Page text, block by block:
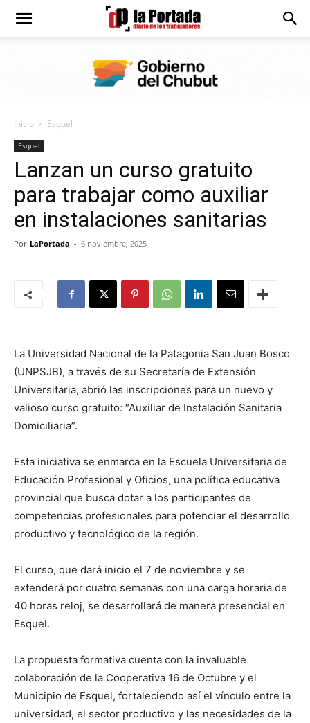
Diario
Portada
Inicio Esquel
Esquel
Lanzan un curso gratuito
para trabajar como auxiliar
en instalaciones sanitarias
Por LaPortada - 6 noviembre, 2025
La Universidad Nacional de la Patagonia San Juan Bosco
(UNPSJB), a través de su Secretaría de Extensión
Universitaria, abrió las inscripciones para un nuevo y
valioso curso gratuito: “Auxiliar de Instalación Sanitaria
Domiciliaria”.
Esta iniciativa se enmarca en la Escuela Universitaria de
Educación Profesional y Oficios, una política educativa
provincial que busca dotar a los participantes de
competencias profesionales para potenciar el desarrollo
productivo y tecnológico de la región.
El curso, que dará inicio el 7 de noviembre y se
extenderá por cuatro semanas con una carga horaria de
40 horas reloj, se desarrollará de manera presencial en
Esquel.
La propuesta formativa cuenta con la invaluable
colaboración de la Cooperativa 16 de Octubre y el
Municipio de Esquel, fortaleciendo así el vínculo entre la
universidad, el sector productivo y las necesidades de la